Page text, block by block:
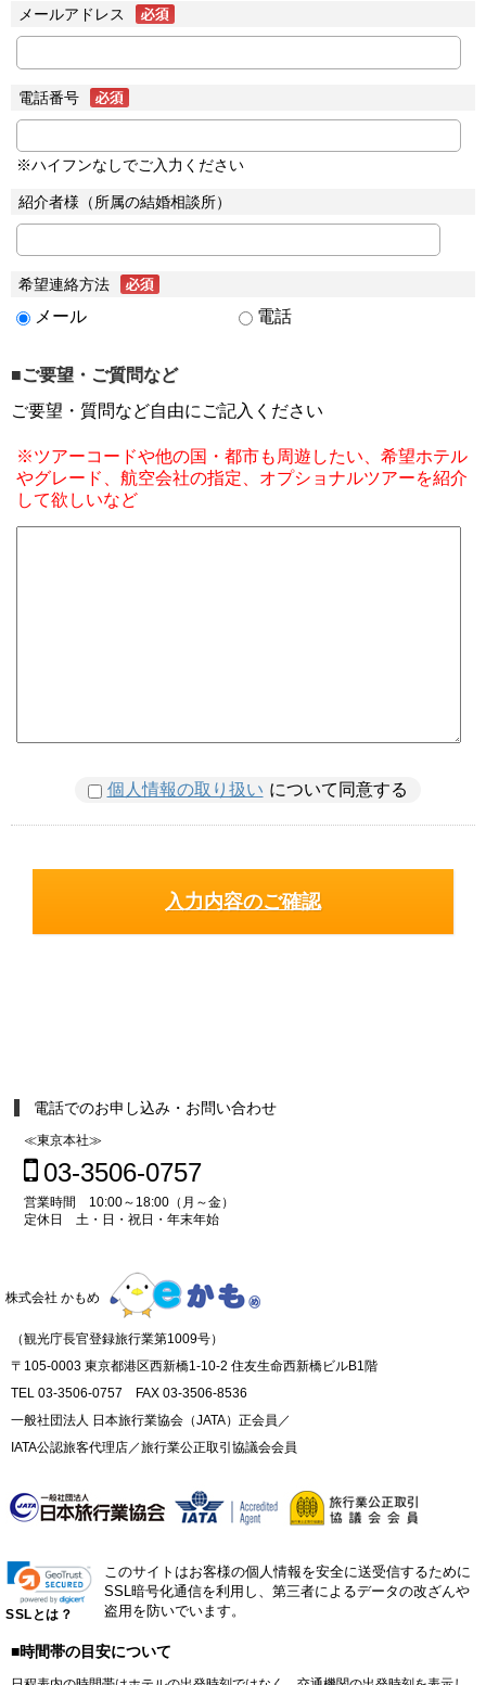
メールアドレス
電話番号
※ハイフンなしでご入力ください
紹介者様（所属の結婚相談所）
希望連絡方法
メール 電話
■ご要望・ご質問など
ご要望・質問など自由にご記入ください
※ツアーコードや他の国・都市も周遊したい、希望ホテル
やグレード、航空会社の指定、オプショナルツアーを紹介
して欲しいなど
個人情報の取り扱い について同意する
電話でのお申し込み・お問い合わせ
≪東京本社≫
03-3506-0757
営業時間 10:00～18:00（月～金）
定休日 土・日・祝日・年末年始
株式会社 かもめ
（観光庁長官登録旅行業第1009号）
〒105-0003 東京都港区西新橋1-10-2 住友生命西新橋ビルB1階
TEL 03-3506-0757 FAX 03-3506-8536
一般社団法人 日本旅行業協会（JATA）正会員／
IATA公認旅客代理店／旅行業公正取引協議会会員
SSLとは？
このサイトはお客様の個人情報を安全に送受信するために
SSL暗号化通信を利用し、第三者によるデータの改ざんや
盗用を防いでいます。
■時間帯の目安について